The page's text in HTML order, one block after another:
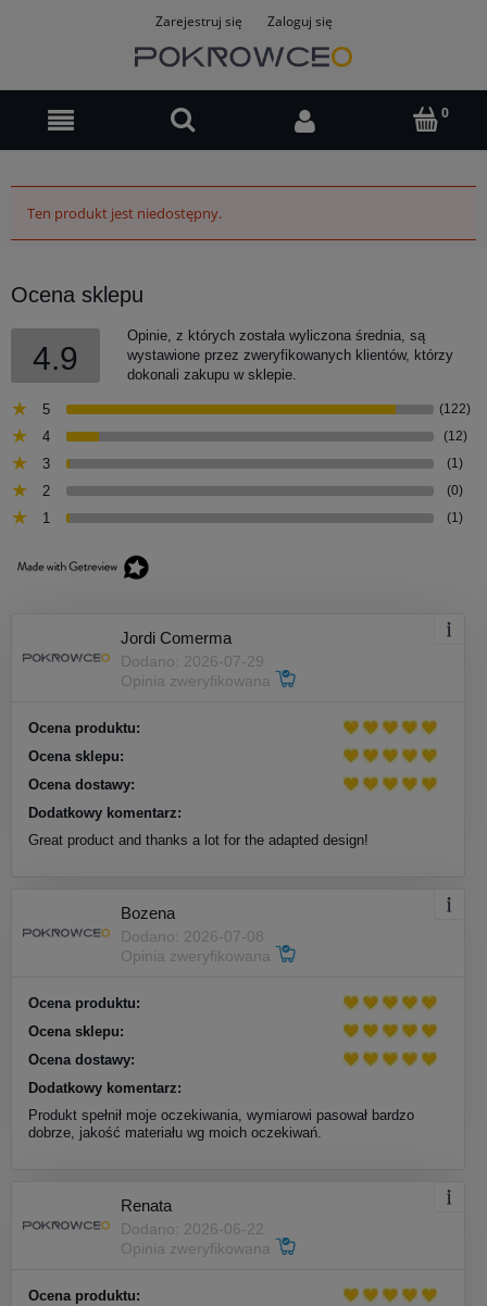
Zarejestruj się Zaloguj się
Ten produkt jest niedostępny.
Ocena sklepu
4.9
Opinie, z których została wyliczona średnia, są
wystawione przez zweryfikowanych klientów, którzy
dokonali zakupu w sklepie.
5 (122)
4 (12)
3 (1)
2 (0)
1 (1)
Jordi Comerma
Dodano: 2026-07-29
Opinia zweryfikowana
Ocena produktu:
Ocena sklepu:
Ocena dostawy:
Dodatkowy komentarz:
Great product and thanks a lot for the adapted design!
Bozena
Dodano: 2026-07-08
Opinia zweryfikowana
Ocena produktu:
Ocena sklepu:
Ocena dostawy:
Dodatkowy komentarz:
Produkt spełnił moje oczekiwania, wymiarowi pasował bardzo
dobrze, jakość materiału wg moich oczekiwań.
Renata
Dodano: 2026-06-22
Opinia zweryfikowana
Ocena produktu: